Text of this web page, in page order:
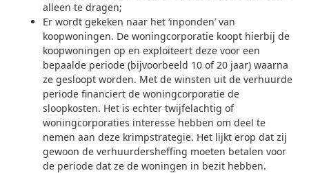
alleen te dragen;
Er wordt gekeken naar het ‘inponden’ van
koopwoningen. De woningcorporatie koopt hierbij de
koopwoningen op en exploiteert deze voor een
bepaalde periode (bijvoorbeeld 10 of 20 jaar) waarna
ze gesloopt worden. Met de winsten uit de verhuurde
periode financiert de woningcorporatie de
sloopkosten. Het is echter twijfelachtig of
woningcorporaties interesse hebben om deel te
nemen aan deze krimpstrategie. Het lijkt erop dat zij
gewoon de verhuurdersheffing moeten betalen voor
de periode dat ze de woningen in bezit hebben.